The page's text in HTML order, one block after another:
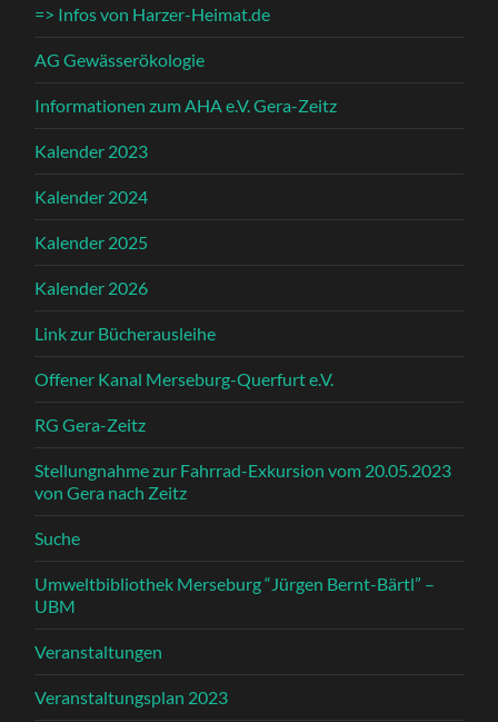
=> Infos von Harzer-Heimat.de
AG Gewässerökologie
Informationen zum AHA e.V. Gera-Zeitz
Kalender 2023
Kalender 2024
Kalender 2025
Kalender 2026
Link zur Bücherausleihe
Offener Kanal Merseburg-Querfurt e.V.
RG Gera-Zeitz
Stellungnahme zur Fahrrad-Exkursion vom 20.05.2023
von Gera nach Zeitz
Suche
Umweltbibliothek Merseburg “Jürgen Bernt-Bärtl” –
UBM
Veranstaltungen
Veranstaltungsplan 2023